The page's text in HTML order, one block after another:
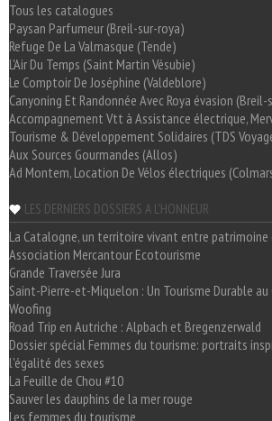
Tous les catalogues
Paysan Parfumeur (Breil-sur-roya)
Refuge De La Valmasque (Tende)
L'Air Du Temps (Saint Martin Vésubie)
Le Comptoir De Joséphine (Valdeblore)
Canyoning Et Randonnée Avec Roya évasion
Accompagnement Vtt à Assistance électrique,
Tourisme & Développement Solidaires (TDS
Aux Sources Gourmandes (Allos)
Ad Montem, Location De Vélos électriques
LES DERNIERS DOSSIERS A L'HONNEUR
La Catalogne, un territoire vivant entre
Association Mercantour Ecotourisme
Grande Traversée Jura
Saint-Pierre-et-Miquelon : Un Tourisme Durable
Woofing
Road Trip en Autriche : Alpbach et Bregenzerwald
Dossier spécial Femmes du tourisme: portraits
l'égalité des sexes
La Feuille de Chou #10
Sauver les dauphins de la mer rouge
Les femmes du tourisme